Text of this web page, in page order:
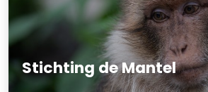
Stichting de Mantel